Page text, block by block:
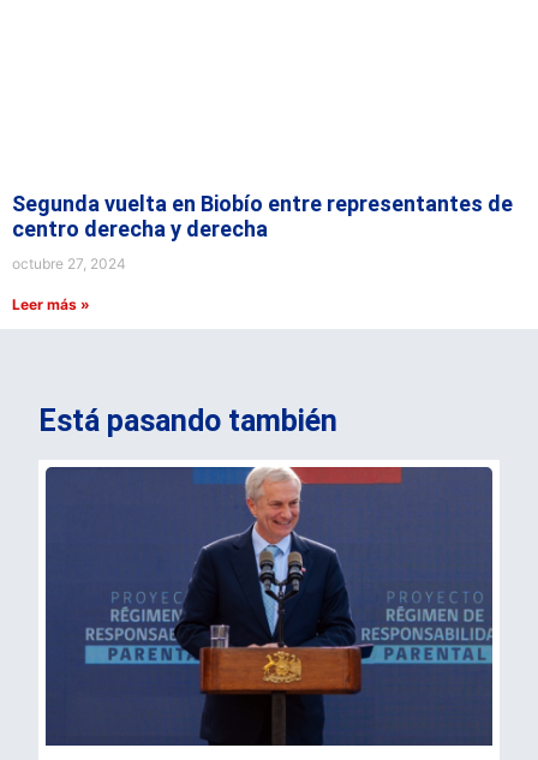
Segunda vuelta en Biobío entre representantes de
centro derecha y derecha
octubre 27, 2024
Leer más »
Está pasando también